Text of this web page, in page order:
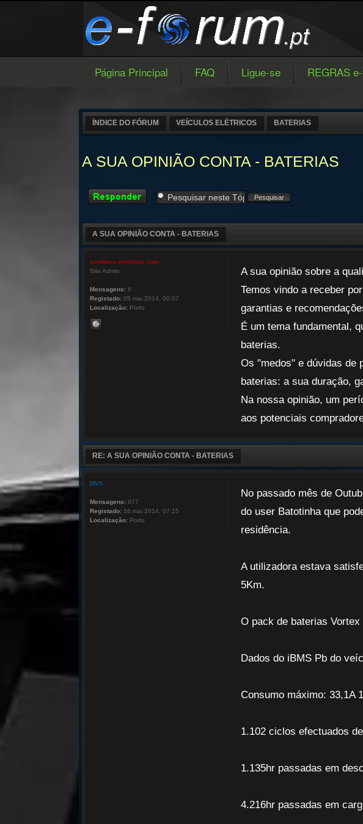
Página Principal FAQ Ligue-se REGRAS
ÍNDICE DO FÓRUM VEÍCULOS ELÉTRICOS BATERIAS
A SUA OPINIÃO CONTA - BATERIAS
Responder
A SUA OPINIÃO CONTA - BATERIAS
A sua opinião sobre a
Temos vindo a receber
garantias e
É um tema fundamental,
baterias.
Os "medos" e dúvidas de
baterias: a sua duração,
Na nossa opinião, um
aos potenciais
scooters-eletricas.com
Site Admin
Mensagens: 6
Registado: 05 mai 2014, 00:07
Localização: Porto
RE: A SUA OPINIÃO CONTA - BATERIAS
No passado mês de
do user Batotinha que
residência.
A utilizadora estava
5Km.
O pack de baterias
Dados do iBMS Pb do
Consumo máximo: 33,1A
1.102 ciclos efectuados
1.135hr passadas em
4.216hr passadas em
MVS
Mensagens: 677
Registado: 16 mai 2014, 07:15
Localização: Porto